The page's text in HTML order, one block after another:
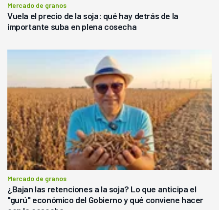
Mercado de granos
Vuela el precio de la soja: qué hay detrás de la
importante suba en plena cosecha
Mercado de granos
¿Bajan las retenciones a la soja? Lo que anticipa el
"gurú" económico del Gobierno y qué conviene hacer